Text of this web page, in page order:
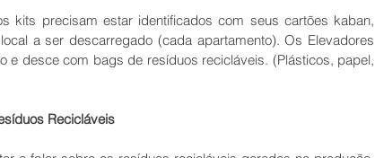
kits precisam estar identificados com seus cartões kaban,
a ser descarregado (cada apartamento). Os Elevadores
e desce com bags de resíduos recicláveis. (Plásticos, papel,
Recicláveis